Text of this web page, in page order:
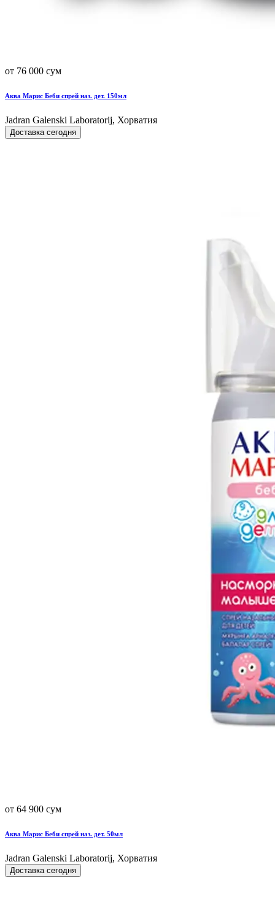
от 76 000 сум
Аква Марис Беби спрей наз. дет. 150мл
Jadran Galenski Laboratorij, Хорватия
Доставка сегодня
от 64 900 сум
Аква Марис Беби спрей наз. дет. 50мл
Jadran Galenski Laboratorij, Хорватия
Доставка сегодня